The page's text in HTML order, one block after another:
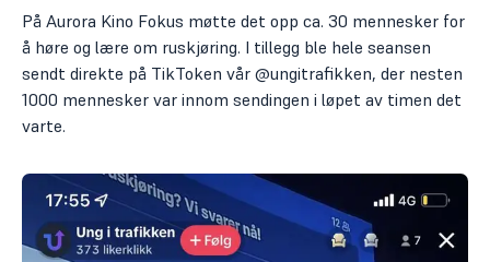
På Aurora Kino Fokus møtte det opp ca. 30 mennesker for
å høre og lære om ruskjøring. I tillegg ble hele seansen
sendt direkte på TikToken vår @ungitrafikken, der nesten
1000 mennesker var innom sendingen i løpet av timen det
varte.